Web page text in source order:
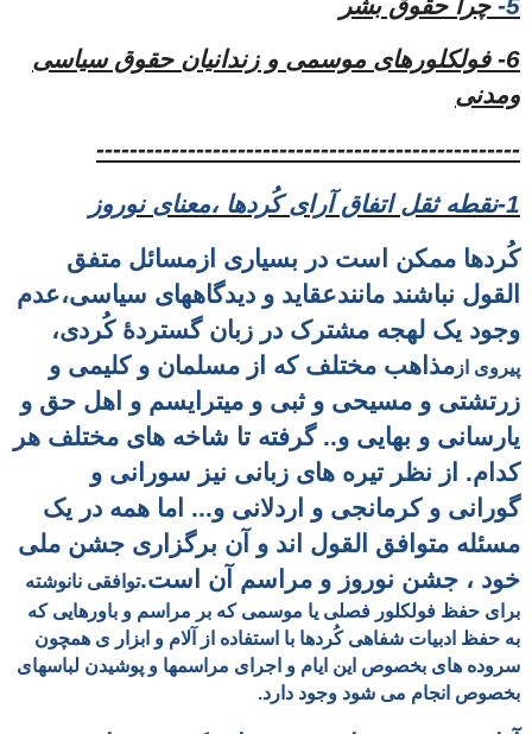
6- فولکلورهای موسمی و زندانیان حقوق سیاسی
ومدنی
---------------------------------------------------
1-نقطه ثقل اتفاق آرای کُردها ،معنای نوروز
کُردها ممکن است در بسیاری ازمسائل متفق
القول نباشند مانندعقاید و دیدگاههای سیاسی،عدم
وجود یک لهجه مشترک در زبان گستردۀکُردی،
پیروی از مذاهب مختلف که از مسلمان و کلیمی و
زرتشتی و مسیحی و ثبی و میترایسم و اهل حق و
یارسانی و بهایی و.. گرفته تا شاخه های مختلف هر
کدام. از نظر تیره های زبانی نیز سورانی و
گورانی و کرمانجی و اردلانی و... اما همه در یک
مسئله متوافق القول اند و آن برگزاری جشن ملی
خود ، جشن نوروز و مراسم آن است.توافقی نانوشته
برای حفظ فولکلور فصلی یا موسمی که بر مراسم و باورهایی که
به حفظ ادبیات شفاهی کُردها با استفاده از آلام و ابزار ی همچون
سروده های بخصوص این ایام و اجرای مراسمها و پوشیدن لباسهای
بخصوص انجام می شود وجود دارد.